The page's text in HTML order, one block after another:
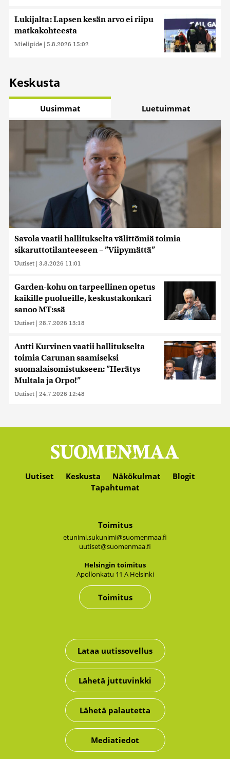
Lukijalta: Lapsen kesän arvo ei riipu
matkakohteesta
Mielipide | 5.8.2026 15:02
Keskusta
Uusimmat Luetuimmat
Savola vaatii hallitukselta välittömiä toimia
sikaruttotilanteeseen – ”Viipymättä”
Uutiset | 3.8.2026 11:01
Garden-kohu on tarpeellinen opetus
kaikille puolueille, keskustakonkari
sanoo MT:ssä
Uutiset | 28.7.2026 13:18
Antti Kurvinen vaatii hallitukselta
toimia Carunan saamiseksi
suomalaisomistukseen: ”Herätys
Multala ja Orpo!”
Uutiset | 24.7.2026 12:48
Uutiset Keskusta Näkökulmat
Blogit
Tapahtumat
Toimitus
etunimi.sukunimi@suomenmaa.fi
uutiset@suomenmaa.fi
Hel­sin­gin toi­mi­tus
Apol­lon­ka­tu 11 A Hel­sin­ki
Toimitus
Lataa uutissovellus
Lähetä juttuvinkki
Lähetä palautetta
Mediatiedot